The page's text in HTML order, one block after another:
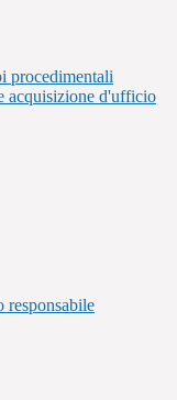
procedimentali
acquisizione d'ufficio